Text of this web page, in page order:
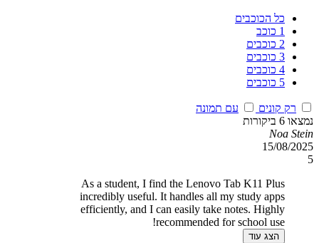
כל הכוכבים
1 כוכב
2 כוכבים
3 כוכבים
4 כוכבים
5 כוכבים
רק קונים
עם תמונה
נמצאו 6 ביקורות
Noa Stein
15/08/2025
5
As a student, I find the Lenovo Tab K11 Plus
incredibly useful. It handles all my study apps
efficiently, and I can easily take notes. Highly
recommended for school use!
הצג עוד